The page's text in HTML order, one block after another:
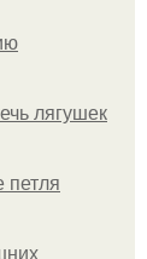
лягушек
петля